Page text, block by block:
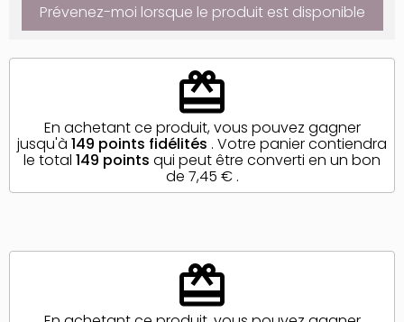
Prévenez-moi lorsque le produit est disponible
redeem
En achetant ce produit, vous pouvez gagner
jusqu'à 149 points fidélités . Votre panier contiendra
le total 149 points qui peut être converti en un bon
de 7,45 €.
redeem